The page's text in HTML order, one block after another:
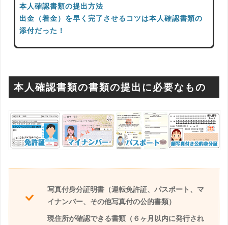
本人確認書類の提出方法
出金（着金）を早く完了させるコツは本人確認書類の
添付だった！
本人確認書類の書類の提出に必要なもの
写真付身分証明書（運転免許証、パスポート、マ
イナンバー、その他写真付の公的書類）
現住所が確認できる書類（６ヶ月以内に発行され